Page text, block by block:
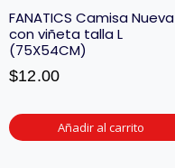
FANATICS Camisa Nueva
con viñeta talla L
(75X54CM)
$12.00
Añadir al carrito